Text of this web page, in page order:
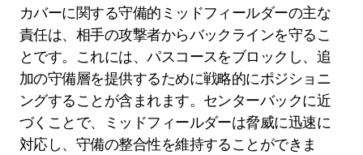
カバーに関する守備的ミッドフィールダーの主な
責任は、相手の攻撃者からバックラインを守るこ
とです。これには、パスコースをブロックし、追
加の守備層を提供するために戦略的にポジショニ
ングすることが含まれます。センターバックに近
づくことで、ミッドフィールダーは脅威に迅速に
対応し、守備の整合性を維持することができま